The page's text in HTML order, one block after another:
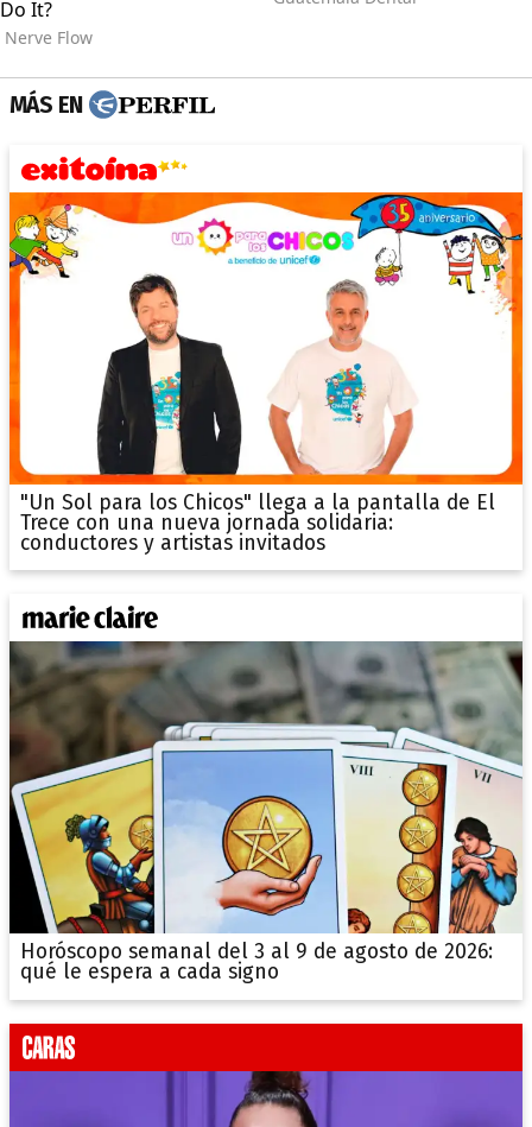
MÁS EN
"Un Sol para los Chicos" llega a la pantalla de El
Trece con una nueva jornada solidaria:
conductores y artistas invitados
Horóscopo semanal del 3 al 9 de agosto de 2026:
qué le espera a cada signo